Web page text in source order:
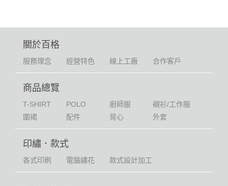
關於百格
服務理念 經營特色 線上工廠 合作客戶
商品總覽
T-SHIRT POLO 廚師服
襯衫/工作服
圍裙
配件 背心 外套
印繡．款式
各式印刷 電腦繡花 款式設計加工